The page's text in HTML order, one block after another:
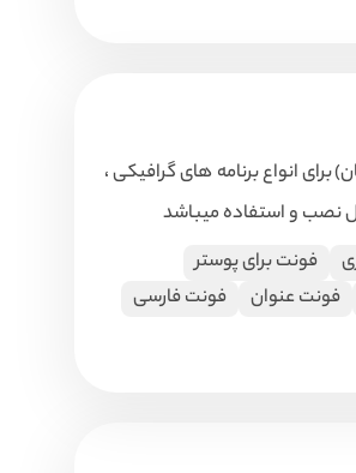
برای انواع برنامه های گرافیکی ،
نصب و استفاده میباشد
فونت برای پوستر
فونت عنوان
فونت فارسی